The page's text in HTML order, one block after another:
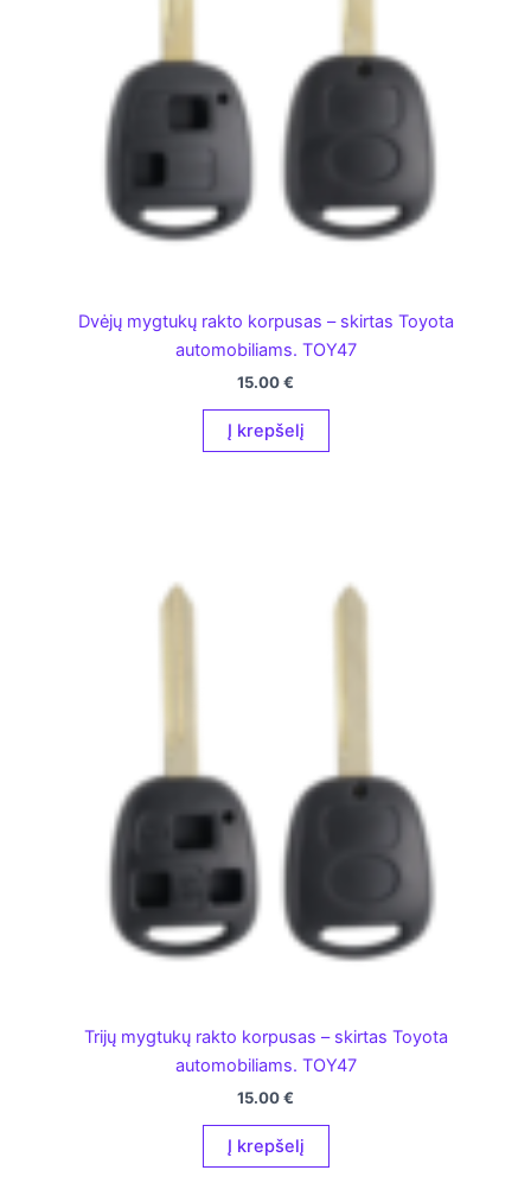
Dvėjų mygtukų rakto korpusas – skirtas Toyota
automobiliams. TOY47
15.00€
Į krepšelį
Trijų mygtukų rakto korpusas – skirtas Toyota
automobiliams. TOY47
15.00€
Į krepšelį